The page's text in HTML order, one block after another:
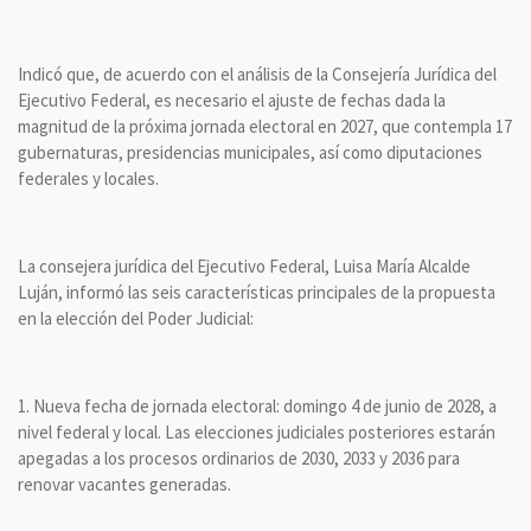
Indicó que, de acuerdo con el análisis de la Consejería Jurídica del
Ejecutivo Federal, es necesario el ajuste de fechas dada la
magnitud de la próxima jornada electoral en 2027, que contempla 17
gubernaturas, presidencias municipales, así como diputaciones
federales y locales.
La consejera jurídica del Ejecutivo Federal, Luisa María Alcalde
Luján, informó las seis características principales de la propuesta
en la elección del Poder Judicial:
1. Nueva fecha de jornada electoral: domingo 4 de junio de 2028, a
nivel federal y local. Las elecciones judiciales posteriores estarán
apegadas a los procesos ordinarios de 2030, 2033 y 2036 para
renovar vacantes generadas.